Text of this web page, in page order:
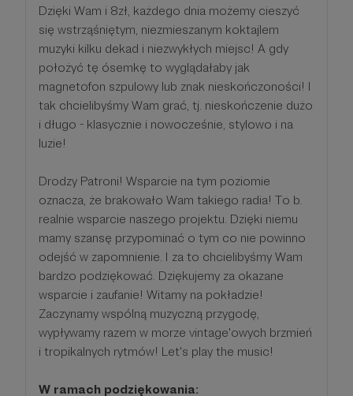
Dzięki Wam i 8zł, każdego dnia możemy cieszyć
się wstrząśniętym, niezmieszanym koktajlem
muzyki kilku dekad i niezwykłych miejsc! A gdy
położyć tę ósemkę to wyglądałaby jak
magnetofon szpulowy lub znak nieskończoności! I
tak chcielibyśmy Wam grać, tj. nieskończenie dużo
i długo - klasycznie i nowocześnie, stylowo i na
luzie!
Drodzy Patroni! Wsparcie na tym poziomie
oznacza, że brakowało Wam takiego radia! To b.
realnie wsparcie naszego projektu. Dzięki niemu
mamy szansę przypominać o tym co nie powinno
odejść w zapomnienie. I za to chcielibyśmy Wam
bardzo podziękować. Dziękujemy za okazane
wsparcie i zaufanie! Witamy na pokładzie!
Zaczynamy wspólną muzyczną przygodę,
wypływamy razem w morze vintage'owych brzmień
i tropikalnych rytmów! Let's play the music!
W ramach podziękowania: